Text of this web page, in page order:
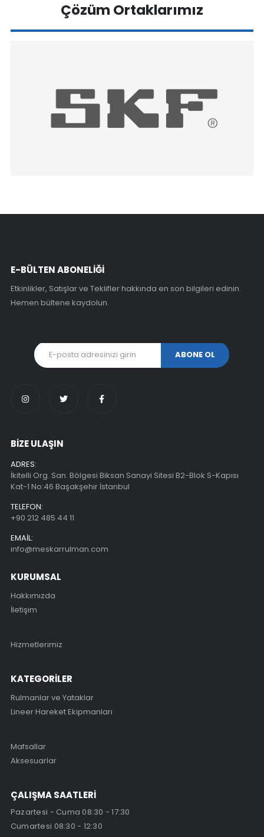
Çözüm Ortaklarımız
E-BÜLTEN ABONELİĞİ
Etkinlikler, Satışlar ve Teklifler hakkında en son bilgileri edinin.
Hemen bültene kaydolun.
BİZE ULAŞIN
ADRES:
İkitelli Org. San. Bölgesi Biksan Sanayi Sitesi B2-Blok S-Kapısı
Kat-1 No:46 Başakşehir İstanbul
TELEFON:
+90 212 485 44 11
EMAIL:
info@meskarrulman.com
KURUMSAL
Hakkımızda
İletişim
Hizmetlerimiz
KATEGORİLER
Rulmanlar ve Yataklar
Lineer Hareket Ekipmanları
Mafsallar
Aksesuarlar
ÇALIŞMA SAATLERİ
Pazartesi - Cuma 08:30 - 17:30
Cumartesi 08:30 - 12:30